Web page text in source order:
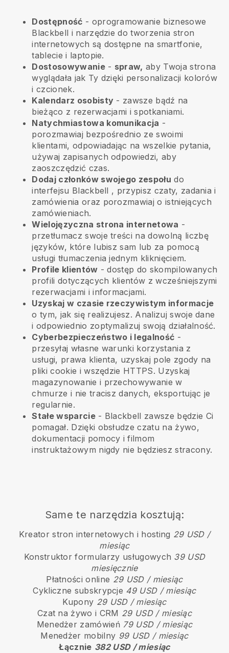
Dostępność - oprogramowanie biznesowe
Blackbell i narzędzie do tworzenia stron
internetowych są dostępne na smartfonie,
tablecie i laptopie.
Dostosowywanie- spraw, aby Twoja strona
wyglądała jak Ty dzięki personalizacji kolorów
i czcionek.
Kalendarz osobisty - zawsze bądź na
bieżąco z rezerwacjami i spotkaniami.
Natychmiastowa komunikacja -
porozmawiaj bezpośrednio ze swoimi
klientami, odpowiadając na wszelkie pytania,
używaj zapisanych odpowiedzi, aby
zaoszczędzić czas.
Dodaj członków swojego zespołu do
interfejsu Blackbell , przypisz czaty, zadania i
zamówienia oraz porozmawiaj o istniejących
zamówieniach.
Wielojęzyczna strona internetowa -
przetłumacz swoje treści na dowolną liczbę
języków, które lubisz sam lub za pomocą
usługi tłumaczenia jednym kliknięciem.
Profile klientów - dostęp do skompilowanych
profili dotyczących klientów z wcześniejszymi
rezerwacjami i informacjami.
Uzyskaj w czasie rzeczywistym informacje
o tym, jak się realizujesz. Analizuj swoje dane
i odpowiednio zoptymalizuj swoją działalność.
Cyberbezpieczeństwo i legalność -
przesyłaj własne warunki korzystania z
usługi, prawa klienta, uzyskaj pole zgody na
pliki cookie i wszędzie HTTPS. Uzyskaj
magazynowanie i przechowywanie w
chmurze i nie tracisz danych, eksportując je
regularnie.
Stałe wsparcie- Blackbell zawsze będzie Ci
pomagał. Dzięki obsłudze czatu na żywo,
dokumentacji pomocy i filmom
instruktażowym nigdy nie będziesz stracony.
Same te narzędzia kosztują:
Kreator stron internetowych i hosting 29 USD /
miesiąc
Konstruktor formularzy usługowych 39 USD
miesięcznie
Płatności online 29 USD / miesiąc
Cykliczne subskrypcje 49 USD / miesiąc
Kupony 29 USD / miesiąc
Czat na żywo i CRM 29 USD / miesiąc
Menedżer zamówień 79 USD / miesiąc
Menedżer mobilny 99 USD / miesiąc
Łącznie 382 USD / miesiąc